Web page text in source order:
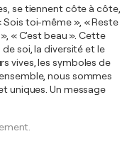
se tiennent côte à côte,
toi-même », « Reste
« C'est beau ». Cette
soi, la diversité et le
vives, les symboles de
nous sommes
uniques. Un message